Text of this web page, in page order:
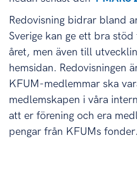
Redovisning bidrar bland
Sverige kan ge ett bra
året, men även till
hemsidan. Redovisningen
KFUM-medlemmar ska
medlemskapen i våra
att er förening och era
pengar från KFUMs fonder.